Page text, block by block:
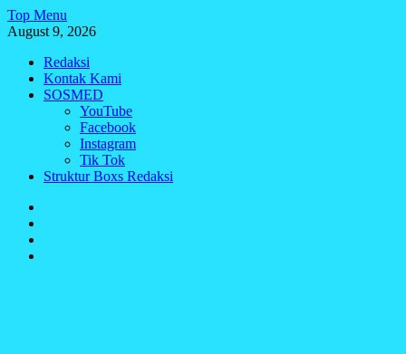
Skip
to
Top Menu
August 9, 2026
Redaksi
Kontak Kami
SOSMED
YouTube
Facebook
Instagram
Tik Tok
Struktur Boxs Redaksi